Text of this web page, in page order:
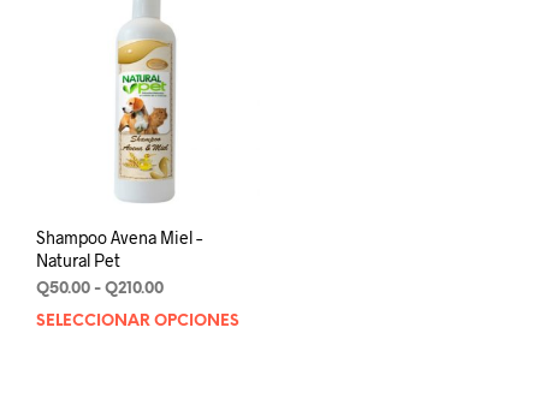
Shampoo Avena Miel –
Natural Pet
Q50.00 - Q210.00Rango
de
SELECCIONAR OPCIONES